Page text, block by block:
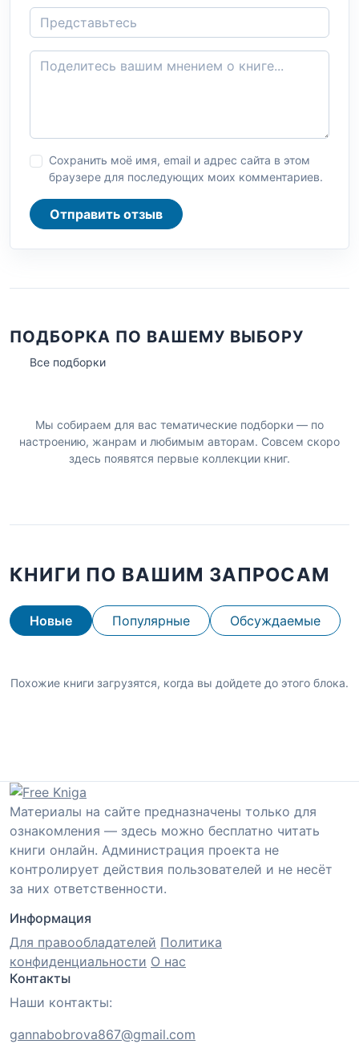
Сохранить моё имя, email и адрес сайта в этом
браузере для последующих моих комментариев.
Отправить отзыв
ПОДБОРКА ПО ВАШЕМУ ВЫБОРУ
Все подборки
Мы собираем для вас тематические подборки — по
настроению, жанрам и любимым авторам. Совсем скоро
здесь появятся первые коллекции книг.
КНИГИ ПО ВАШИМ ЗАПРОСАМ
Новые Популярные Обсуждаемые
Похожие книги загрузятся, когда вы дойдете до этого блока.
Материалы на сайте предназначены только для
ознакомления — здесь можно бесплатно читать
книги онлайн. Администрация проекта не
контролирует действия пользователей и не несёт
за них ответственности.
Информация
Для правообладателей Политика
конфиденциальности О нас
Контакты
Наши контакты:
gannabobrova867@gmail.com